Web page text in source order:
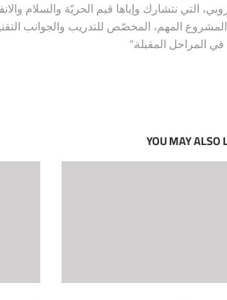
التي نتشارك وإياها قيم الحريّة والسلام
المهم، المخصّص للتدريب والجوانب
في المراحل المقبلة“.
YOU MAY ALSO